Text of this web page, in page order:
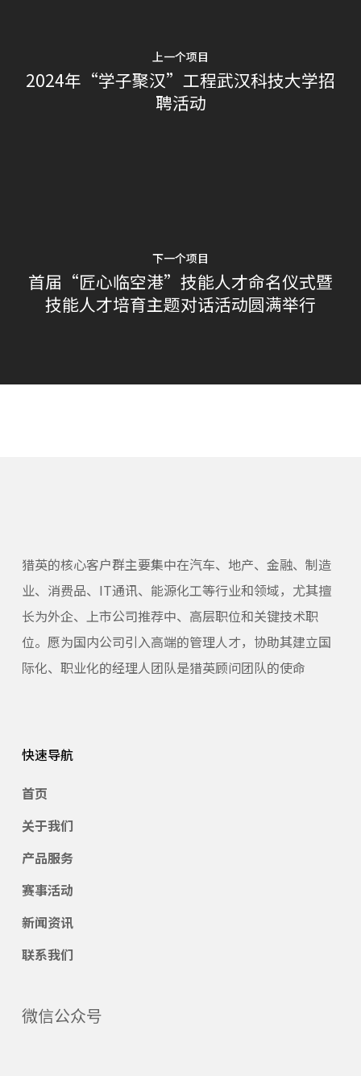
上一个项目
2024年“学子聚汉”工程武汉科技大学招
聘活动
下一个项目
首届“匠心临空港”技能人才命名仪式暨
技能人才培育主题对话活动圆满举行
猎英的核心客户群主要集中在汽车、地产、金融、制造
业、消费品、IT通讯、能源化工等行业和领域，尤其擅
长为外企、上市公司推荐中、高层职位和关键技术职
位。愿为国内公司引入高端的管理人才，协助其建立国
际化、职业化的经理人团队是猎英顾问团队的使命
快速导航
首页
关于我们
产品服务
赛事活动
新闻资讯
联系我们
微信公众号